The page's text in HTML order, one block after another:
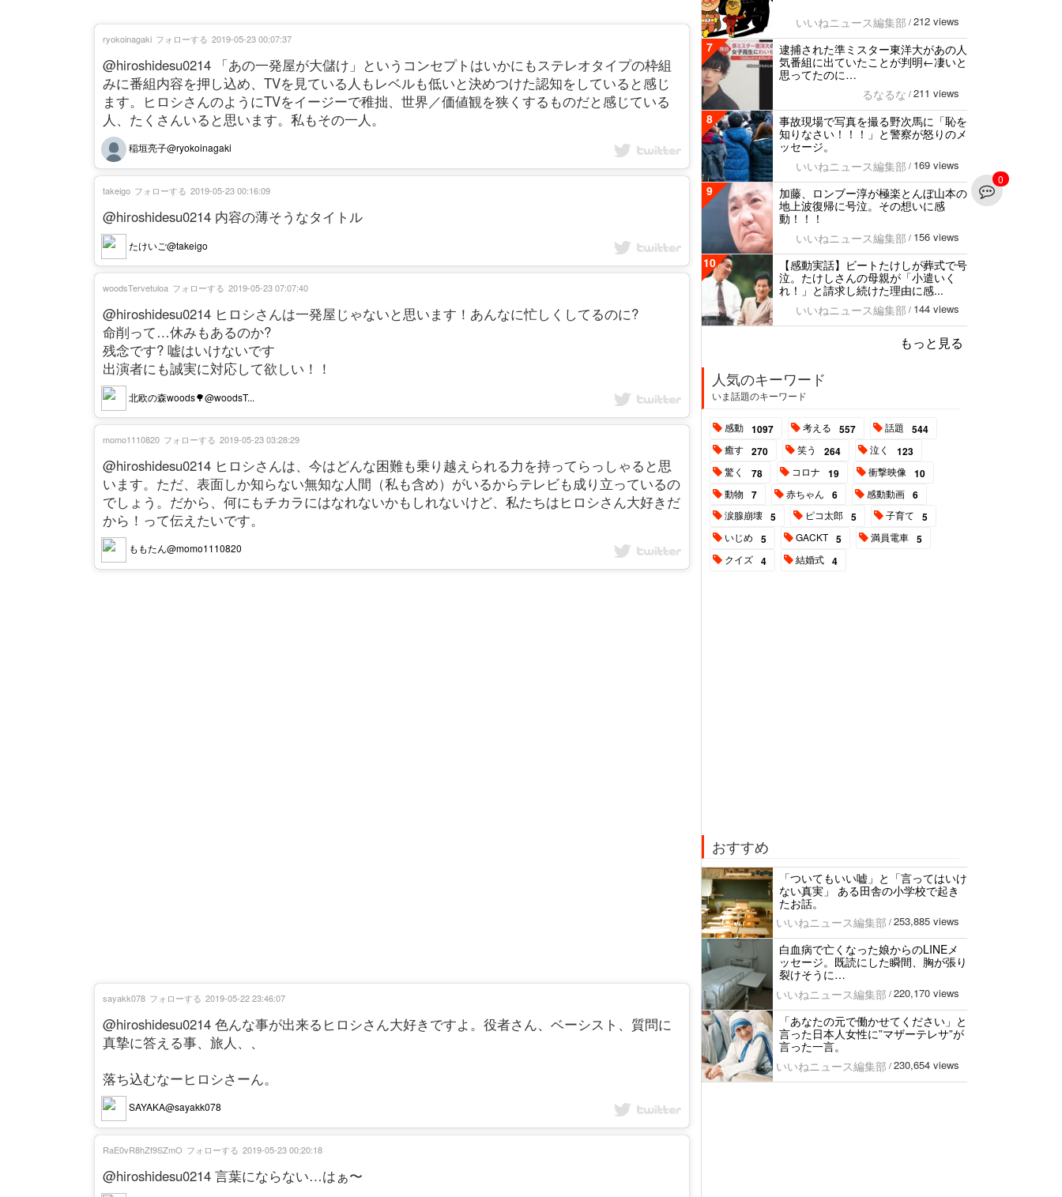
@hiroshidesu0214 「あの一発屋が大儲け」というコンセプトはいかにもステレオタイプの枠組
みに番組内容を押し込め、TVを見ている人もレベルも低いと決めつけた認知をしていると感じ
ます。ヒロシさんのようにTVをイージーで稚拙、世界／価値観を狭くするものだと感じている
人、たくさんいると思います。私もその一人。
稲垣亮子@ryokoinagaki
ryokoinagaki フォローする 2019-05-23 00:07:37
@hiroshidesu0214 内容の薄そうなタイトル
たけいご@takeigo
takeigo フォローする 2019-05-23 00:16:09
@hiroshidesu0214 ヒロシさんは一発屋じゃないと思います！あんなに忙しくしてるのに?
命削って…休みもあるのか?
残念です? 嘘はいけないです
出演者にも誠実に対応して欲しい！！
北欧の森woods🌳@woodsT...
woodsTervetuloa フォローする 2019-05-23 07:07:40
@hiroshidesu0214 ヒロシさんは、今はどんな困難も乗り越えられる力を持ってらっしゃると思
います。ただ、表面しか知らない無知な人間（私も含め）がいるからテレビも成り立っているの
でしょう。だから、何にもチカラにはなれないかもしれないけど、私たちはヒロシさん大好きだ
から！って伝えたいです。
ももたん@momo1110820
momo1110820 フォローする 2019-05-23 03:28:29
@hiroshidesu0214 色んな事が出来るヒロシさん大好きですよ。役者さん、ベーシスト、質問に
真摯に答える事、旅人、、
落ち込むなーヒロシさーん。
SAYAKA@sayakk078
sayakk078 フォローする 2019-05-22 23:46:07
@hiroshidesu0214 言葉にならない…はぁ〜
RaE0vR8hZf9SZmO フォローする 2019-05-23 00:20:18
0
いいねニュース編集部 / 212 views
7
逮捕された準ミスター東洋大があの人
気番組に出ていたことが判明←凄いと
思ってたのに…
るなるな / 211 views
8
事故現場で写真を撮る野次馬に「恥を
知りなさい！！！」と警察が怒りのメ
ッセージ。
いいねニュース編集部 / 169 views
9
加藤、ロンブー淳が極楽とんぼ山本の
地上波復帰に号泣。その想いに感
動！！！
いいねニュース編集部 / 156 views
10
【感動実話】ビートたけしが葬式で号
泣。たけしさんの母親が「小遣いく
れ！」と請求し続けた理由に感...
いいねニュース編集部 / 144 views
もっと見る
人気のキーワード
いま話題のキーワード
感動 1097 考える 557 話題 544
癒す 270 笑う 264 泣く 123
驚く 78 コロナ 19 衝撃映像 10
動物 7 赤ちゃん 6 感動動画 6
涙腺崩壊 5 ピコ太郎 5 子育て 5
いじめ 5 GACKT 5 満員電車 5
クイズ 4 結婚式 4
おすすめ
「ついてもいい嘘」と「言ってはいけ
ない真実」 ある田舎の小学校で起き
たお話。
いいねニュース編集部 / 253,885 views
白血病で亡くなった娘からのLINEメ
ッセージ。既読にした瞬間、胸が張り
裂けそうに…
いいねニュース編集部 / 220,170 views
「あなたの元で働かせてください」と
言った日本人女性に”マザーテレサ”が
言った一言。
いいねニュース編集部 / 230,654 views